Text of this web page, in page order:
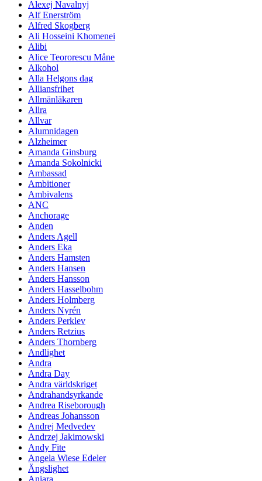
Alexej Navalnyj
Alf Enerström
Alfred Skogberg
Ali Hosseini Khomenei
Alibi
Alice Teororescu Måne
Alkohol
Alla Helgons dag
Alliansfrihet
Allmänläkaren
Allra
Allvar
Alumnidagen
Alzheimer
Amanda Ginsburg
Amanda Sokolnicki
Ambassad
Ambitioner
Ambivalens
ANC
Anchorage
Anden
Anders Agell
Anders Eka
Anders Hamsten
Anders Hansen
Anders Hansson
Anders Hasselbohm
Anders Holmberg
Anders Nyrén
Anders Perklev
Anders Retzius
Anders Thornberg
Andlighet
Andra
Andra Day
Andra världskriget
Andrahandsyrkande
Andrea Riseborough
Andreas Johansson
Andrej Medvedev
Andrzej Jakimowski
Andy Fite
Angela Wiese Edeler
Ängslighet
Aniara